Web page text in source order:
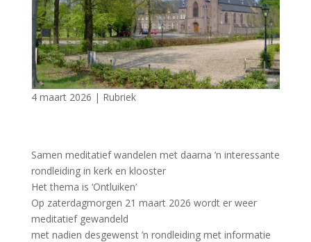
4 maart 2026 | Rubriek
Samen meditatief wandelen met daarna ’n interessante
rondleiding in kerk en klooster
Het thema is ‘Ontluiken’
Op zaterdagmorgen 21 maart 2026 wordt er weer
meditatief gewandeld
met nadien desgewenst ’n rondleiding met informatie